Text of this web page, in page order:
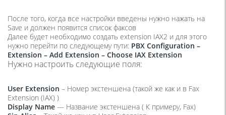
После того, когда все настройки введены нужно нажать на
Save и должен появится список факсов
Далее будет необходимо создать extension IAX2 и для этого
нужно перейти по следующему пути: PBX Configuration –
Extension – Add Extension – Choose IAX Extension
Нужно настроить следующие поля:
User Extension – Номер экстеншена (такой же как и в Fax
Extension (IAX) )
Display Name — Название экстеншена ( К примеру, Fax)